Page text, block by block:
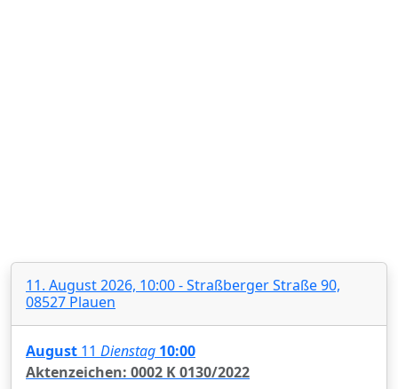
11. August 2026, 10:00 - Straßberger Straße 90,
08527 Plauen
August 11 Dienstag 10:00
Aktenzeichen: 0002 K 0130/2022